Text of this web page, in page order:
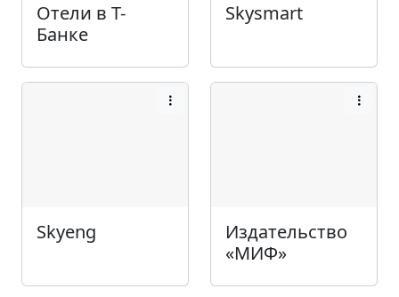
Отели в Т-
Банке
Skysmart
Skyeng
Издательство
«МИФ»